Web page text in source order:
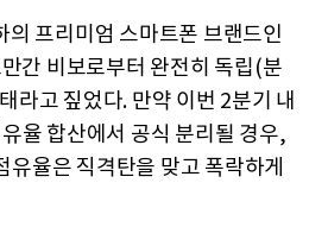
의 프리미엄 스마트폰 브랜드인
간 비보로부터 완전히 독립(분
라고 짚었다. 만약 이번 2분기 내
율 합산에서 공식 분리될 경우,
유율은 직격탄을 맞고 폭락하게